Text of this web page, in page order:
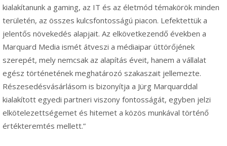
kialakítanunk a gaming, az IT és az életmód témakörök minden
területén, az összes kulcsfontosságú piacon. Lefektettük a
jelentős növekedés alapjait. Az elkövetkezendő években a
Marquard Media ismét átveszi a médiaipar úttörőjének
szerepét, mely nemcsak az alapítás éveit, hanem a vállalat
egész történetének meghatározó szakaszait jellemezte.
Részesedésvásárlásom is bizonyítja a Jürg Marquarddal
kialakított egyedi partneri viszony fontosságát, egyben jelzi
elkötelezettségemet és hitemet a közös munkával történő
értékteremtés mellett.”